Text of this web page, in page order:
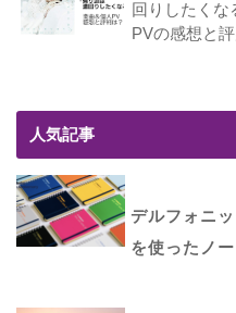
回りしたくな
PVの感想と評
人気記事
デルフォニ
を使ったノ